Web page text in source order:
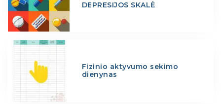
DEPRESIJOS SKALĖ
Fizinio aktyvumo sekimo
dienynas